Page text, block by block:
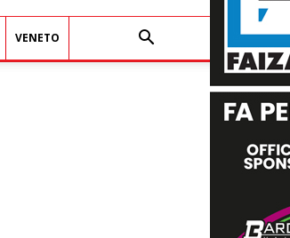
VENETO